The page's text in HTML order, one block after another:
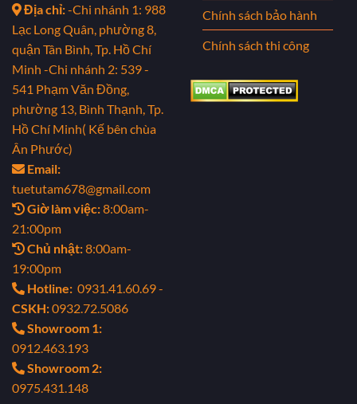
Địa chỉ:-Chi nhánh 1: 988
Lạc Long Quân, phường 8,
quận Tân Bình, Tp. Hồ Chí
Minh -Chi nhánh 2: 539 -
541 Phạm Văn Đồng,
phường 13, Bình Thạnh, Tp.
Hồ Chí Minh( Kế bên chùa
Ân Phước)
Email:
tuetutam678@gmail.com
Giờ làm việc:8:00am-
21:00pm
Chủ nhật:8:00am-
19:00pm
Hotline: 0931.41.60.69 -
CSKH:0932.72.5086
Showroom 1:
0912.463.193
Showroom 2:
0975.431.148
Chính sách bảo hành
Chính sách thi công